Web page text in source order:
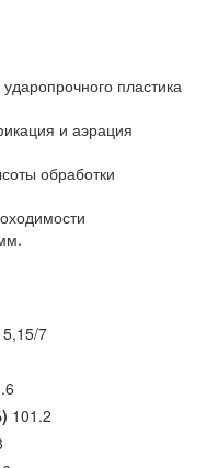
пластика
и аэрация
обработки
5,15/7
101.2